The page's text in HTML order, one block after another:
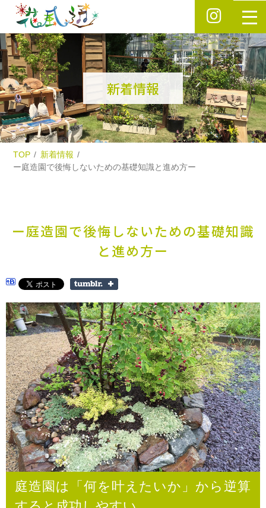
新着情報
TOP
新着情報
ー庭造園で後悔しないための基礎知識と進め方ー
ー庭造園で後悔しないための基礎知識
と進め方ー
庭造園は「何を叶えたいか」から逆算